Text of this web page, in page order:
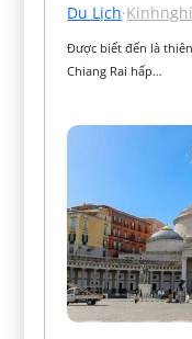
Du Lịch·
Được biết đến là
Chiang Rai hấp…